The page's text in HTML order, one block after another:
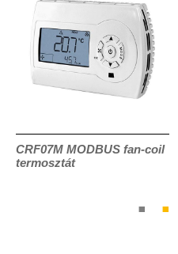
CRF07M MODBUS fan-coil
termosztát